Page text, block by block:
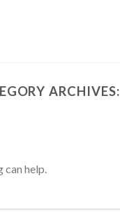
ARCHIVES:
help.